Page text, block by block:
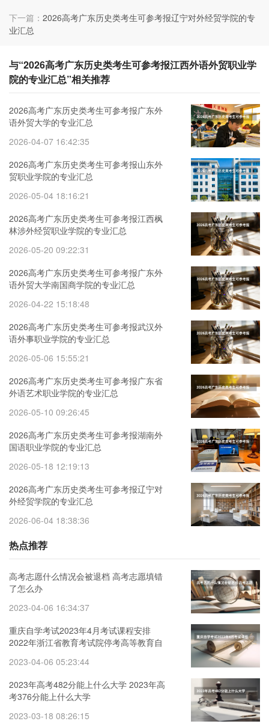
下一篇： 2026高考广东历史类考生可参考报辽宁对外经贸学院的专
业汇总
与“2026高考广东历史类考生可参考报江西外语外贸职业学
院的专业汇总”相关推荐
2026高考广东历史类考生可参考报广东外
语外贸大学的专业汇总
2026-04-07 16:42:35
2026高考广东历史类考生可参考报山东外
贸职业学院的专业汇总
2026-05-04 18:16:21
2026高考广东历史类考生可参考报江西枫
林涉外经贸职业学院的专业汇总
2026-05-20 09:22:31
2026高考广东历史类考生可参考报广东外
语外贸大学南国商学院的专业汇总
2026-04-22 15:18:48
2026高考广东历史类考生可参考报武汉外
语外事职业学院的专业汇总
2026-05-06 15:55:21
2026高考广东历史类考生可参考报广东省
外语艺术职业学院的专业汇总
2026-05-10 09:26:45
2026高考广东历史类考生可参考报湖南外
国语职业学院的专业汇总
2026-05-18 12:19:13
2026高考广东历史类考生可参考报辽宁对
外经贸学院的专业汇总
2026-06-04 18:38:36
热点推荐
高考志愿什么情况会被退档 高考志愿填错
了怎么办
2023-04-06 16:34:37
重庆自学考试2023年4月考试课程安排
2022年浙江省教育考试院停考高等教育自
2023-04-06 05:23:44
2023年高考482分能上什么大学 2023年高
考376分能上什么大学
2023-03-18 08:26:15